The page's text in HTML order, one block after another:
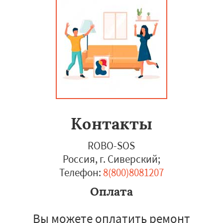
Контакты
ROBO-SOS
Россия, г. Сиверский;
Телефон: 8(800)8081207
Оплата
Вы можете оплатить ремонт